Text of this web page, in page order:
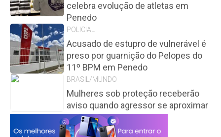
celebra evolução de atletas em
Penedo
POLICIAL
Acusado de estupro de vulnerável é
preso por guarnição do Pelopes do
11º BPM em Penedo
BRASIL/MUNDO
Mulheres sob proteção receberão
aviso quando agressor se aproximar